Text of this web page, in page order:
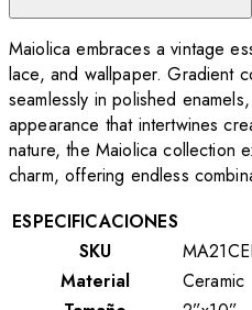
Maiolica embraces a vintage
lace, and wallpaper. Gradient
seamlessly in polished
appearance that intertwines
nature, the Maiolica collection
charm, offering endless
ESPECIFICACIONES
SKU
Material
Ceramic